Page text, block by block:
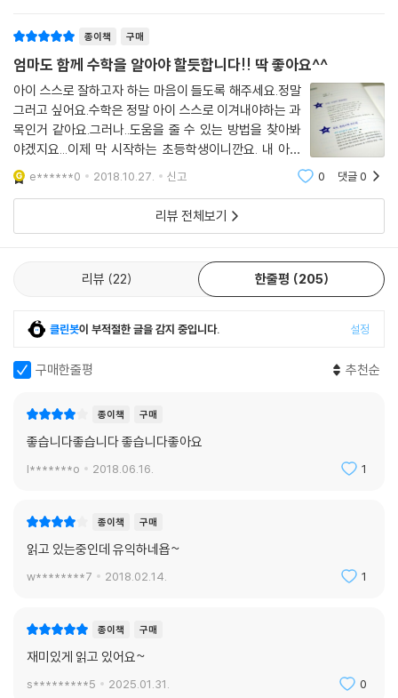
학놀이, 창의력과 사고력을 키워주는 교구, 가족용 게임 등을 통해 문화센
터나 학습지에 의존하지 않고 집에서 손쉽게 즐길 수 있는 수학놀이법을
소개한다. 유아기에 수학 개념을 익혀주도록 돕는 수학그림책의 방대한 목
록은 잠수네 도서만이 갖고 있는 확실한 데이터와 노하우의 결과물이다.
부록으로 잠수네 추천 수학동화책과 원리책, 수학사전, 다큐멘터리, 애니
메이션 목록을 담았으며, 초등부터 고등까지 수학교과 연관단원을 분석해
개정교육과정에 맞는 대비를 할 수 있도록 했다. 또한, 출판사별 추천 문제
집은 수십만 잠수네 아이들이 풀어보고, 엄마들이 검증해 이대로만 공부해
도 확실한 효과를 얻을 수 있는 핵심자료라고 할 수 있다.
잠수네 커가는 아이들 www.jamsune.com
대한민국을 대표하는 교육정보 사이트. 1999년 ‘자녀교육에 열과 성을 다
이지만 자녀교육에 조금이라도 관심 있다면 모르는 사람이 없을 정도로 명
터 고등학생 때까지 자녀의 성장단계별 다양한 학습 과제에 직면하여 부모
로 각광받고 있다. 무엇보다도 변화하는 교육제도와 인재상에 민감하게 대
응하는 정보력과 기본에 충실한 노하우 집적으로 “교육정보 일등 사이
트”라는 부동의 명예를 지키고 있다.
잠수네 17년의 독보적인 학습 노하우를 집대성하여 펴낸『잠수네 아이들
맵-국영수사과』 는 사교육 없이 자녀의 실력을 탄탄하게 키워주려는 소신
리매김했다.『잠수네 아이들의 소문난 수학공부법-통합로드맵』은 아이에
게 수학 실력을 키워주고 싶은 엄마들의 끝없는 고민과 학원, 경시대회에
두 담은 책이다. 교육과정에 맞춰 유아부터 대학입시까지 통합적으로 수학
시기에도 수학에 대해 ‘실수’와 ‘포기’라는 단어를 적용하지 않아도 되는 공
부법의 모든 것을 담았다. 이 책이 수학이라면 지레 겁을 먹고, 학원에 모든
종이책 구매
엄마도 함께 수학을 알아야 할듯합니다!! 딱 좋아요^^
아이 스스로 잘하고자 하는 마음이 들도록 해주세요.정말
그러고 싶어요.수학은 정말 아이 스스로 이겨내야하는 과
목인거 같아요.그러나..도움을 줄 수 있는 방법을 찾아봐
야겠지요...이제 막 시작하는 초등학생이니깐요. 내 아이
의 수준을 정확히 알아야 한다는것은 정답인데...쉽지 않
아요...!!객관적으로 보도로 노력해야겠어요..!!잠수네 방
법은 많은 엄마들이 인정하고 있듯...그
e******0 2018.10.27. 신고 0 댓글0
리뷰 전체보기
리뷰 22 한줄평 205
클린봇이 부적절한 글을 감지 중입니다. 설정
구매한줄평 추천순
종이책 구매
좋습니다좋습니다 좋습니다좋아요
l*******o 2018.06.16. 1
종이책 구매
읽고 있는중인데 유익하네욥~
w********7 2018.02.14. 1
종이책 구매
재미있게 읽고 있어요~
s*********5 2025.01.31. 0